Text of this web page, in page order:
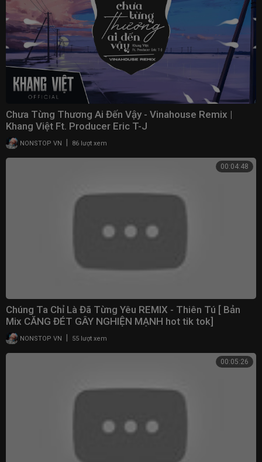
Chưa Từng Thương Ai Đến Vậy - Vinahouse Remix |
Khang Việt Ft. Producer Eric T-J
NONSTOP VN 86 lượt xem
00:04:48
Chúng Ta Chỉ Là Đã Từng Yêu REMIX - Thiên Tú [ Bản
Mix CĂNG ĐÉT GÂY NGHIỆN MẠNH hot tik tok]
NONSTOP VN 55 lượt xem
00:05:26